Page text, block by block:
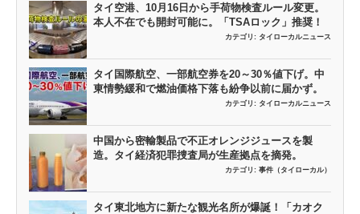
タイ空港、10月16日から手荷物検査ルール変更。
本人不在でも開封可能に。「TSAロック」推奨！
カテゴリ: タイローカルニュース
タイ国際航空、一部航空券を20～30％値下げ。中
東情勢緩和で燃油価格下落も紛争以前に届かず。
カテゴリ: タイローカルニュース
中国から密輸製品で不正オレンジジュースを製
造。タイ経済犯罪捜査局が生産拠点を摘発。
カテゴリ: 事件（タイローカル）
タイ東北地方に新たな観光名所が爆誕！「カオク